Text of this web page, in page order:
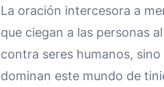
La oración intercesora a
que ciegan a las personas
contra seres humanos,
dominan este mundo de